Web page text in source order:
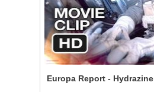
Europa Report - Hydrazine